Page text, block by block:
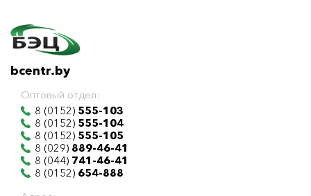
bcentr.by
Оптовый отдел:
8 (0152) 555-103
8 (0152) 555-104
8 (0152) 555-105
8 (029) 889-46-41
8 (044) 741-46-41
8 (0152) 654-888